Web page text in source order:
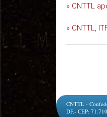
» CNTTL
» CNTTL,
CNTTL -
DF.- CEP: